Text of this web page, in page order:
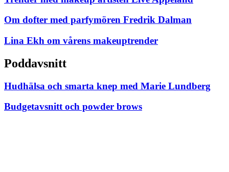
Om dofter med parfymören Fredrik Dalman
Lina Ekh om vårens makeuptrender
Poddavsnitt
Hudhälsa och smarta knep med Marie Lundberg
Budgetavsnitt och powder brows